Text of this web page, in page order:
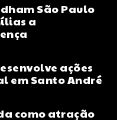
São Paulo
a
ações
em Santo André
como atração